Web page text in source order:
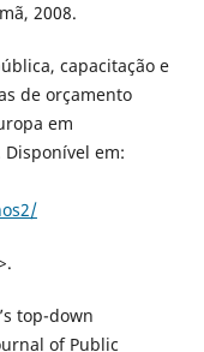
2008.
capacitação e
de orçamento
em
Disponível em:
top-down
of Public